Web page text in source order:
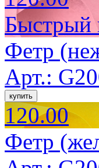
Быстрый
Фетр
Арт.:
120.00
Фетр